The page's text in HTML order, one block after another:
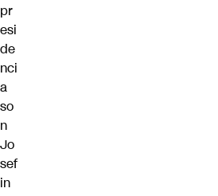
pr
esi
de
nci
a
so
n
Jo
sef
in